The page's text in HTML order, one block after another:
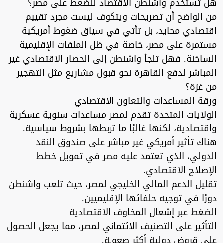
من الواضح أن تصريحات ويتكوف ليست مجرد تقييم
اقتصادي محايد، بل تأتي في سياق ضغوط أمريكية
مستمرة على مصر، خاصة في ظل الملفات الإقليمية
الساخنة. فهل تلجأ واشنطن إلى الحصار الاقتصادي غير
المباشر لدفع القاهرة نحو قبول مشاريع مثل التهجير
من غزة؟
ورقة المساعدات والتعاون الاقتصادي
الولايات المتحدة تقدم لمصر مساعدات سنوية عسكرية
واقتصادية، لكنها غالبًا ما تربطها بشروط سياسية.
هناك تأثير أمريكي غير مباشر على صندوق النقد
الدولي، الذي تعتمد عليه مصر في تمويل خطط
الإصلاح الاقتصادي.
تقليل الدعم المالي الخليجي لمصر، حيث تلعب واشنطن
دورًا في توجيه حلفائها الإقليميين.
الضغط عبر إشعال المخاوف الاقتصادية
التأثير على التصنيف الائتماني لمصر، مما يجعل الحصول